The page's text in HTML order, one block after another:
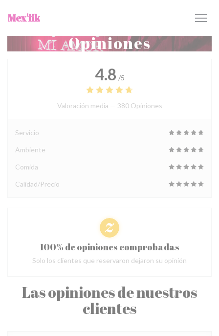
Mex'iik
Opiniones
Las opiniones de nuestros
clientes
4.8 /5
Valoración media — 380 Opiniones
Servicio
Ambiente
Comida
Calidad/Precio
100% de opiniones comprobadas
Solo los clientes que reservaron dejaron su opinión